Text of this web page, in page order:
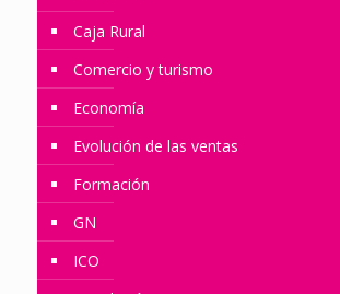
Caja Rural
Comercio y turismo
Economía
Evolución de las ventas
Formación
GN
ICO